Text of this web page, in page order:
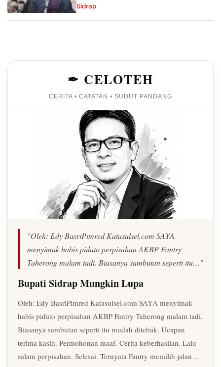
Sidrap
✒ CELOTEH
CERITA • CATATAN • SUDUT PANDANG
"Oleh: Edy BasriPimred Katasulsel.com SAYA
menyimak habis pidato perpisahan AKBP Fantry
Taherong malam tadi. Biasanya sambutan seperti itu…"
Bupati Sidrap Mungkin Lupa
Oleh: Edy BasriPimred Katasulsel.com SAYA menyimak
habis pidato perpisahan AKBP Fantry Taherong malam tadi.
Biasanya sambutan seperti itu mudah ditebak. Ucapan
terima kasih. Permohonan maaf. Cerita keberhasilan. Lalu
salam perpisahan. Selesai. Ternyata Fantry memilih jalan…